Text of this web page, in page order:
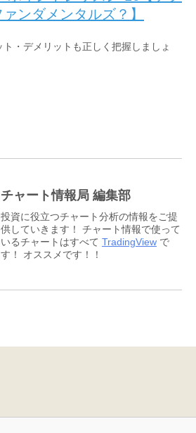
ンダメンタルズ？】
・デメリットも正しく把握しましょ
チャート情報局 編集部
投資に役立つチャート分析の情報をご提
供していきます！ チャート情報で使って
いるチャートはすべて TradingView で
す！ オススメです！！